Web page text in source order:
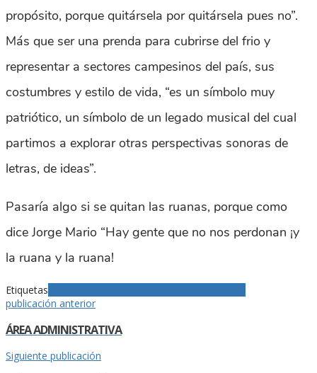
propósito, porque quitársela por quitársela pues no”.
Más que ser una prenda para cubrirse del frio y
representar a sectores campesinos del país, sus
costumbres y estilo de vida, “es un símbolo muy
patriótico, un símbolo de un legado musical del cual
partimos a explorar otras perspectivas sonoras de
letras, de ideas”.
Pasaría algo si se quitan las ruanas, porque como
dice Jorge Mario “Hay gente que no nos perdonan ¡y
la ruana y la ruana!
Etiquetas
publicación anterior
ÁREA ADMINISTRATIVA
Siguiente publicación